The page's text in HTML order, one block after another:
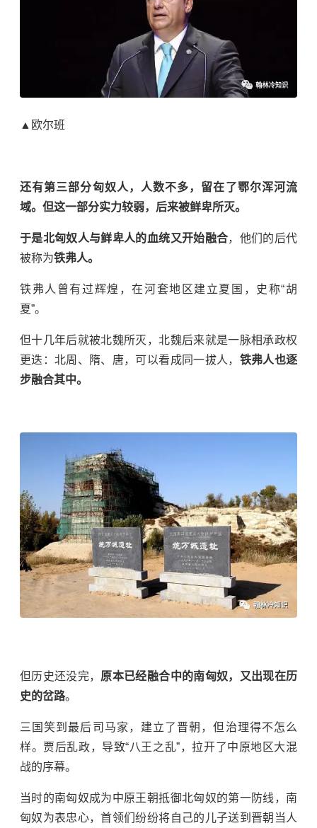
▲欧尔班
还有第三部分匈奴人，人数不多，留在了鄂尔浑河流
域。但这一部分实力较弱，后来被鲜卑所灭。
于是北匈奴人与鲜卑人的血统又开始融合，他们的后代
被称为铁弗人。
铁弗人曾有过辉煌，在河套地区建立夏国，史称“胡
夏”。
但十几年后就被北魏所灭，北魏后来就是一脉相承政权
更迭：北周、隋、唐，可以看成同一拔人， 铁弗人也逐
步融合其中。
但历史还没完， 原本已经融合中的南匈奴，又出现在历
史的岔路。
三国笑到最后司马家，建立了晋朝，但治理得不怎么
样。贾后乱政，导致“八王之乱”，拉开了中原地区大混
战的序幕。
当时的南匈奴成为中原王朝抵御北匈奴的第一防线，南
匈奴为表忠心，首领们纷纷将自己的儿子送到晋朝当人